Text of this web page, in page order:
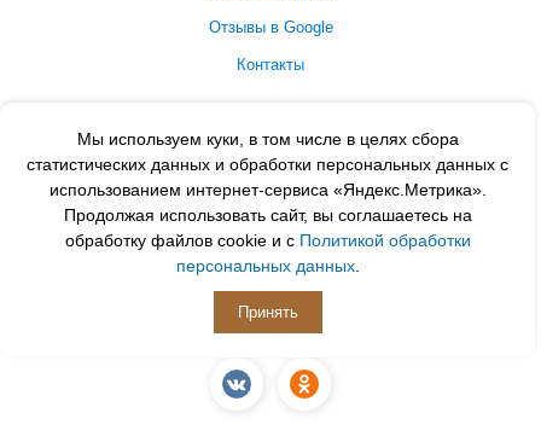
Мы используем куки, в том числе в целях сбора
статистических данных и обработки персональных данных с
использованием интернет-сервиса «Яндекс.Метрика».
Продолжая использовать сайт, вы соглашаетесь на
обработку файлов cookie и с Политикой обработки
персональных данных.
Принять
Отзывы в Google
Контакты